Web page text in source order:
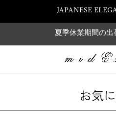
JAPANESE
夏季休業期間の出
お気